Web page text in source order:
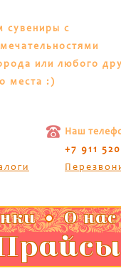
сувениры с
или любого
места :)
Наш
+7 911
О нас